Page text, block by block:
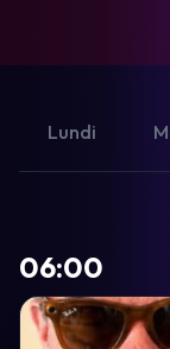
Lundi
06:00